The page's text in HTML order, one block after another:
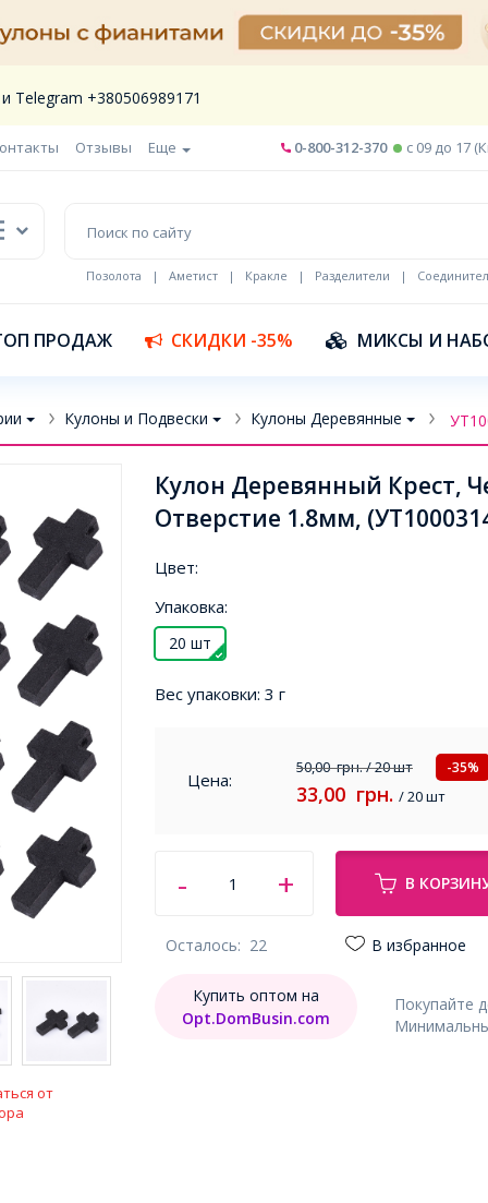
Telegram +380506989171
Отзывы Еще 0-800-312-370 c 09 до 17
Позолота | Аметист | Кракле | Разделители |
ПРОДАЖ СКИДКИ -35% МИКСЫ И
Кулоны и Подвески Кулоны Деревянные
от
Кулон Деревянный Крест,
Отверстие 1.8мм,
Цвет:
Упаковка:
20 шт
Вес упаковки: 3 г
Цена:
50,00грн./ 20 шт -35%
33,00 грн. / 20 шт
В
Осталось: 22 В избранное
Покупайте
Купить оптом на
Opt.DomBusin.com